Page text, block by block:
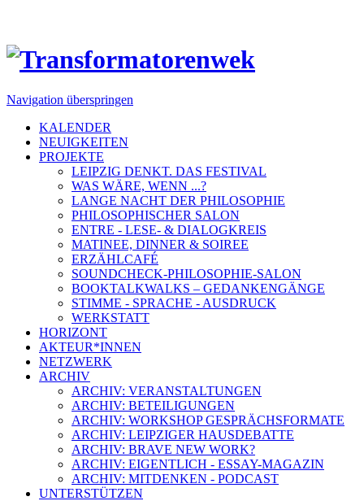
Navigation überspringen
KALENDER
NEUIGKEITEN
PROJEKTE
LEIPZIG DENKT. DAS FESTIVAL
WAS WÄRE, WENN ...?
LANGE NACHT DER PHILOSOPHIE
PHILOSOPHISCHER SALON
ENTRE - LESE- & DIALOGKREIS
MATINEE, DINNER & SOIREE
ERZÄHLCAFÉ
SOUNDCHECK-PHILOSOPHIE-SALON
BOOKTALKWALKS – GEDANKENGÄNGE
STIMME - SPRACHE - AUSDRUCK
WERKSTATT
HORIZONT
AKTEUR*INNEN
NETZWERK
ARCHIV
ARCHIV: VERANSTALTUNGEN
ARCHIV: BETEILIGUNGEN
ARCHIV: WORKSHOP GESPRÄCHSFORMATE
ARCHIV: LEIPZIGER HAUSDEBATTE
ARCHIV: BRAVE NEW WORK?
ARCHIV: EIGENTLICH - ESSAY-MAGAZIN
ARCHIV: MITDENKEN - PODCAST
UNTERSTÜTZEN